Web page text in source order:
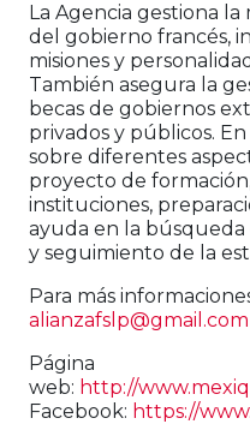
La Agencia gestiona
del gobierno francés,
misiones y
También asegura la
becas de gobiernos
privados y públicos.
sobre diferentes
proyecto de
instituciones,
ayuda en la
y seguimiento de la
Para más
alianzafslp@gmail.com
Página
web: http://
Facebook: https://